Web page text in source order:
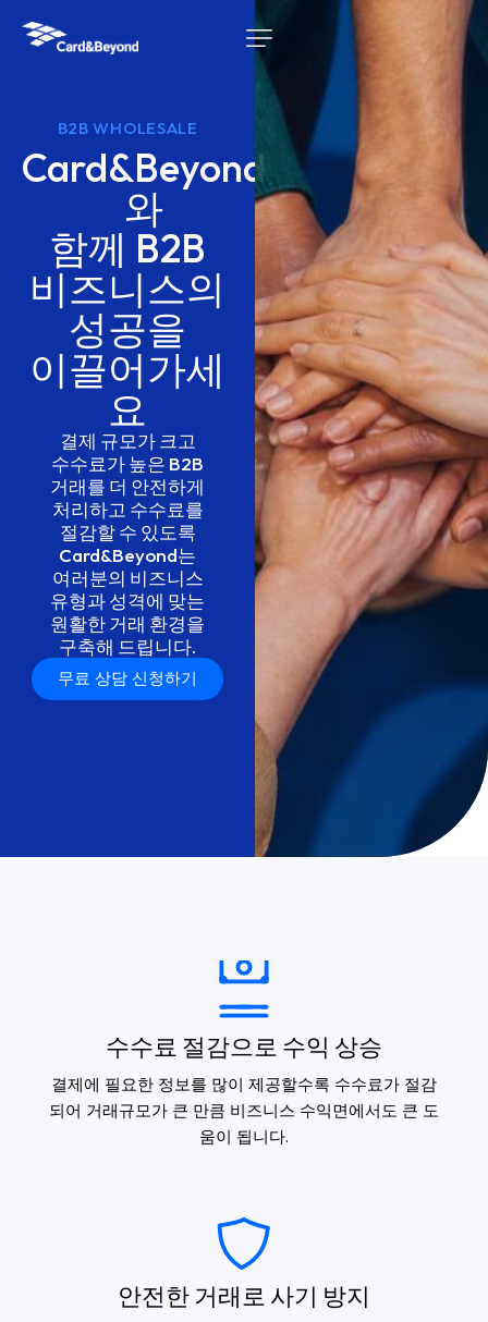
B2B WHOLESALE
Card&Beyond
와
함께 B2B
비즈니스의
성공을
이끌어가세
요
결제 규모가 크고
수수료가높은 B2B
거래를 더 안전하게
처리하고 수수료를
절감할 수 있도록
Card&Beyond는
여러분의 비즈니스
유형과성격에 맞는
원활한거래 환경을
구축해 드립니다.
무료 상담 신청하기
수수료 절감으로 수익 상승
결제에 필요한 정보를 많이 제공할수록 수수료가 절감
되어 거래규모가 큰 만큼 비즈니스 수익면에서도 큰 도
움이 됩니다.
안전한 거래로 사기 방지